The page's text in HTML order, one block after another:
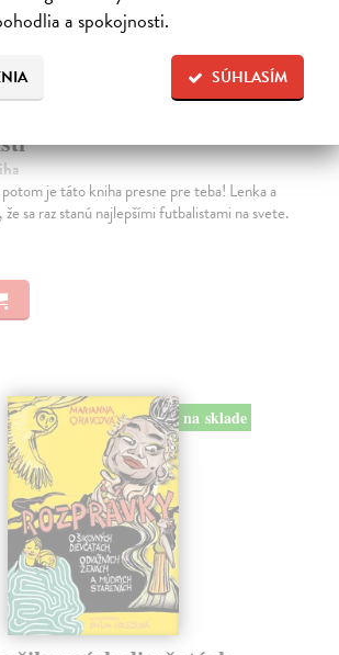
a spokojnosti.
SÚHLASÍM
je táto kniha presne pre teba! Lenka a
sa raz stanú najlepšími futbalistami na svete.
na sklade